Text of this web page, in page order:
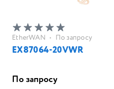
EtherWAN • По запросу
EX87064-20VWR
По запросу